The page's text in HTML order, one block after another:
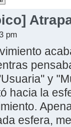
pm
y
hacia la
esfera,